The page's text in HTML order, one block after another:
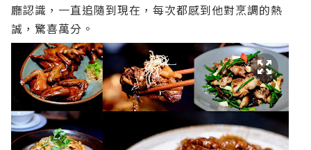
廳認識，一直追隨到現在，每次都感到他對烹調的熱
誠，驚喜萬分。